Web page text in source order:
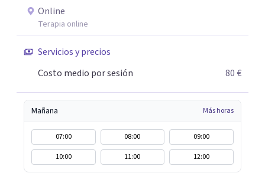
Online
Terapia online
Servicios y precios
Costo medio por sesión
80 €
Mañana Más horas
07:00 08:00
09:00
10:00
11:00 12:00